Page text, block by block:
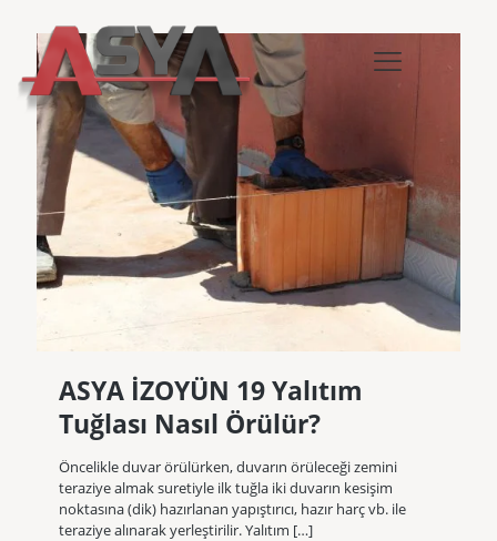
ASYA İZOYÜN 19 Yalıtım
Tuğlası Nasıl Örülür?
Öncelikle duvar örülürken, duvarın örüleceği zemini
teraziye almak suretiyle ilk tuğla iki duvarın kesişim
noktasına (dik) hazırlanan yapıştırıcı, hazır harç vb. ile
teraziye alınarak yerleştirilir. Yalıtım […]